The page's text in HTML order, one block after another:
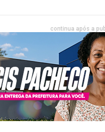
continua após a